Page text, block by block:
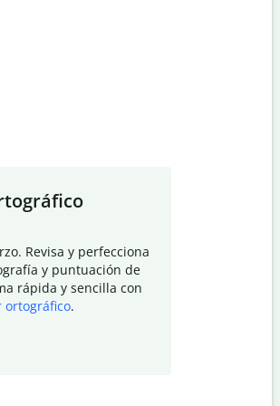
Revisa y perfecciona
y puntuación de
rápida y sencilla con
ortográfico.